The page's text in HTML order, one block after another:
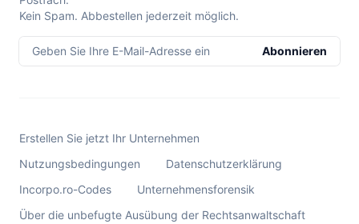
Kein Spam. Abbestellen jederzeit möglich.
Geben Sie Ihre E-Mail-Adresse ein Abonnieren
Erstellen Sie jetzt Ihr Unternehmen
Nutzungsbedingungen
Datenschutzerklärung
Incorpo.ro-Codes
Unternehmensforensik
Über die unbefugte Ausübung der Rechtsanwaltschaft